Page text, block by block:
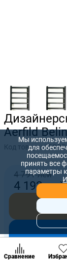
Aerfild
Код товара:
4 791 лей
4 192лей
Сравнение
Мы
для
принять все
параметры